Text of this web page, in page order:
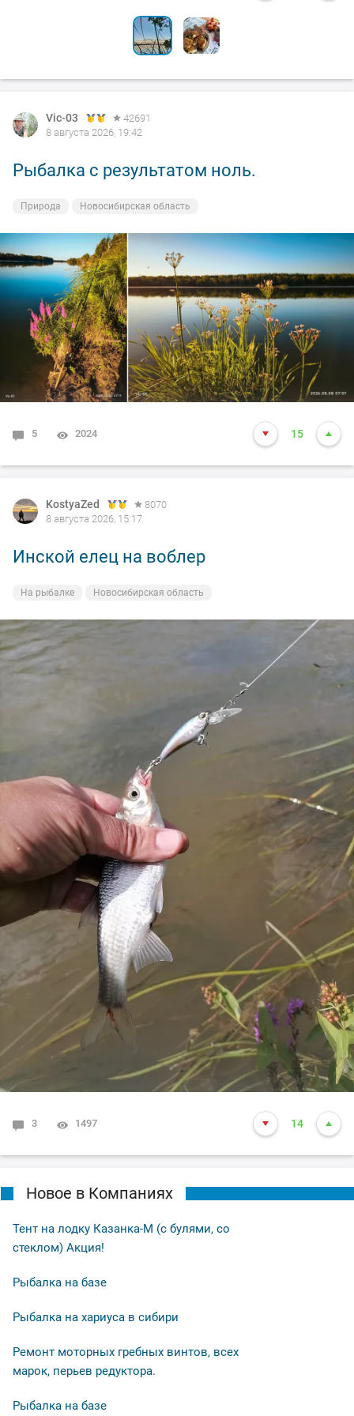
Vic-03
42691
8 августа 2026, 19:42
Рыбалка с результатом ноль.
Природа Новосибирская область
5 2024 15
KostyaZed
8070
8 августа 2026, 15:17
Инской елец на воблер
На рыбалке Новосибирская область
3 1497 14
Новое в Компаниях
Тент на лодку Казанка-М (с булями, со
стеклом) Акция!
Рыбалка на базе
Рыбалка на хариуса в сибири
Ремонт моторных гребных винтов, всех
марок, перьев редуктора.
Рыбалка на базе